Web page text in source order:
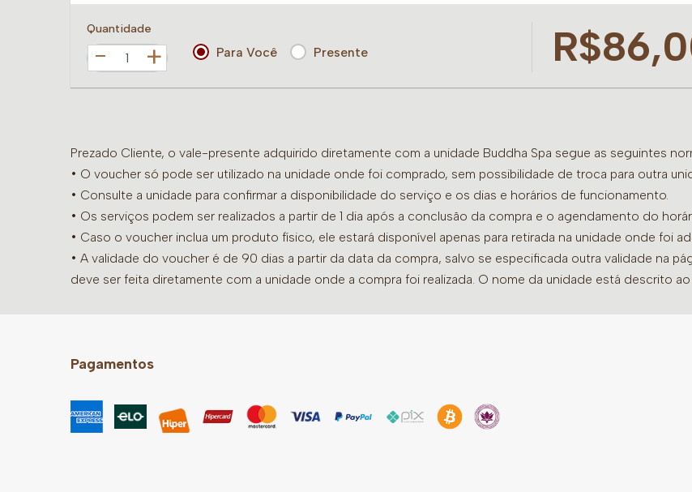
proporcionando
apresenta
espasmos leves.
Ingredientes:
Capim-limão
(Jasminum
flores, Lavanda
essenciais de
Volume: 35g = 20
Quantidade
+ Para Você Presente
Prezado Cliente, o vale-presente adquirido diretamente com a unidade Buddha Spa segue as seguintes
• O voucher só pode ser utilizado na unidade onde foi comprado, sem possibilidade de troca para outra
• Consulte a unidade para confirmar a disponibilidade do serviço e os dias e horários de funcionamento.
• Os serviços podem ser realizados a partir de 1 dia após a conclusão da compra e o agendamento do
• Caso o voucher inclua um produto físico, ele estará disponível apenas para retirada na unidade onde foi
• A validade do voucher é de 90 dias a partir da data da compra, salvo se especificada outra validade na
deve ser feita diretamente com a unidade onde a compra foi realizada. O nome da unidade está descrito
Pagamentos